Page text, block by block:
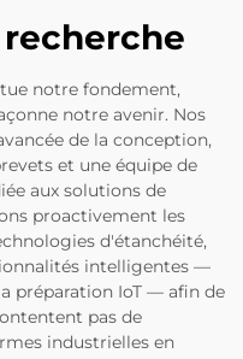
notre fondement,
notre avenir. Nos
de la conception,
et une équipe de
aux solutions de
proactivement les
d'étanchéité,
intelligentes —
préparation IoT — afin de
pas de
industrielles en